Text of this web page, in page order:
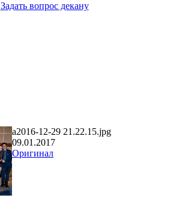
Задать вопрос декану
a2016-12-29 21.22.15.jpg
09.01.2017
Оригинал